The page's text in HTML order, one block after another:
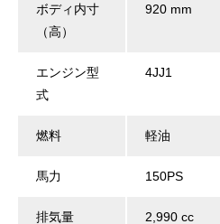
ボディ内寸
（高）
920 mm
エンジン型
式
4JJ1
燃料 軽油
馬力 150PS
排気量 2,990 cc